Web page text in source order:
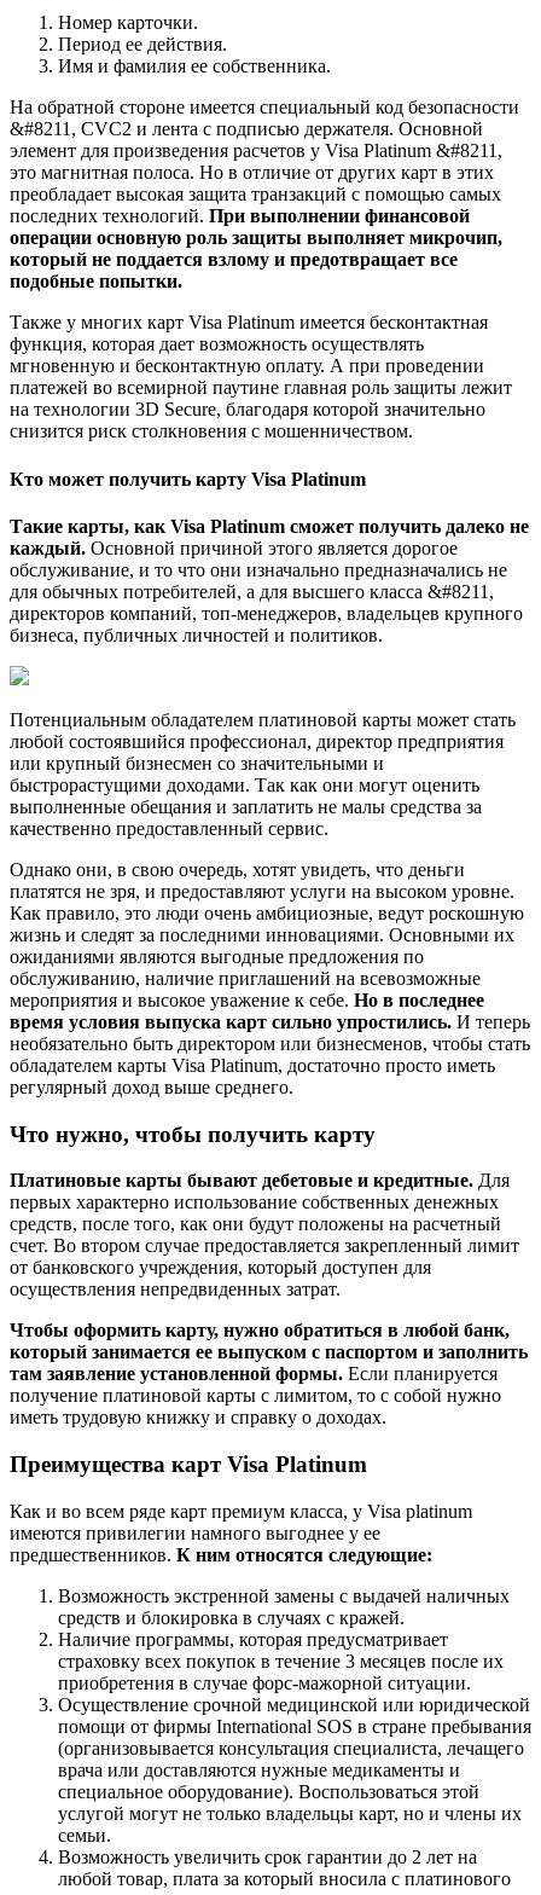
Номер карточки.
Период ее действия.
Имя и фамилия ее собственника.
На обратной стороне имеется специальный код безопасности
&#8211, CVC2 и лента с подписью держателя. Основной
элемент для произведения расчетов у Visa Platinum &#8211,
это магнитная полоса. Но в отличие от других карт в этих
преобладает высокая защита транзакций с помощью самых
последних технологий. При выполнении финансовой
операции основную роль защиты выполняет микрочип,
который не поддается взлому и предотвращает все
подобные попытки.
Также у многих карт Visa Platinum имеется бесконтактная
функция, которая дает возможность осуществлять
мгновенную и бесконтактную оплату. А при проведении
платежей во всемирной паутине главная роль защиты лежит
на технологии 3D Secure, благодаря которой значительно
снизится риск столкновения с мошенничеством.
Кто может получить карту Visa Platinum
Такие карты, как Visa Platinum сможет получить далеко не
каждый. Основной причиной этого является дорогое
обслуживание, и то что они изначально предназначались не
для обычных потребителей, а для высшего класса &#8211,
директоров компаний, топ-менеджеров, владельцев крупного
бизнеса, публичных личностей и политиков.
Потенциальным обладателем платиновой карты может стать
любой состоявшийся профессионал, директор предприятия
или крупный бизнесмен со значительными и
быстрорастущими доходами. Так как они могут оценить
выполненные обещания и заплатить не малы средства за
качественно предоставленный сервис.
Однако они, в свою очередь, хотят увидеть, что деньги
платятся не зря, и предоставляют услуги на высоком уровне.
Как правило, это люди очень амбициозные, ведут роскошную
жизнь и следят за последними инновациями. Основными их
ожиданиями являются выгодные предложения по
обслуживанию, наличие приглашений на всевозможные
мероприятия и высокое уважение к себе. Но в последнее
время условия выпуска карт сильно упростились. И теперь
необязательно быть директором или бизнесменов, чтобы стать
обладателем карты Visa Platinum, достаточно просто иметь
регулярный доход выше среднего.
Что нужно, чтобы получить карту
Платиновые карты бывают дебетовые и кредитные. Для
первых характерно использование собственных денежных
средств, после того, как они будут положены на расчетный
счет. Во втором случае предоставляется закрепленный лимит
от банковского учреждения, который доступен для
осуществления непредвиденных затрат.
Чтобы оформить карту, нужно обратиться в любой банк,
который занимается ее выпуском с паспортом и заполнить
там заявление установленной формы. Если планируется
получение платиновой карты с лимитом, то с собой нужно
иметь трудовую книжку и справку о доходах.
Преимущества карт Visa Platinum
Как и во всем ряде карт премиум класса, у Visa platinum
имеются привилегии намного выгоднее у ее
предшественников. К ним относятся следующие:
Возможность экстренной замены с выдачей наличных
средств и блокировка в случаях с кражей.
Наличие программы, которая предусматривает
страховку всех покупок в течение 3 месяцев после их
приобретения в случае форс-мажорной ситуации.
Осуществление срочной медицинской или юридической
помощи от фирмы International SOS в стране пребывания
(организовывается консультация специалиста, лечащего
врача или доставляются нужные медикаменты и
специальное оборудование). Воспользоваться этой
услугой могут не только владельцы карт, но и члены их
семьи.
Возможность увеличить срок гарантии до 2 лет на
любой товар, плата за который вносила с платинового